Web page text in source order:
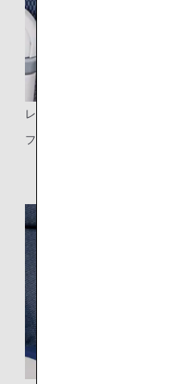
レッグレスト・フットレスト
フットレストは2列目以降